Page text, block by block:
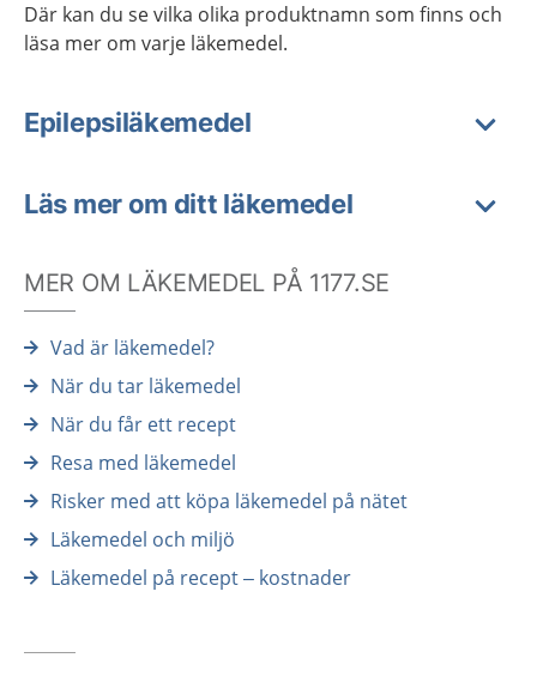
Där kan du se vilka olika produktnamn som finns och
läsa mer om varje läkemedel.
Epilepsiläkemedel
Läs mer om ditt läkemedel
MER OM LÄKEMEDEL PÅ 1177.SE
Vad är läkemedel?
När du tar läkemedel
När du får ett recept
Resa med läkemedel
Risker med att köpa läkemedel på nätet
Läkemedel och miljö
Läkemedel på recept – kostnader